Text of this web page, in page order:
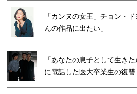
「カンヌの女王」チョン・
んの作品に出たい」
「あなたの息子として生き
に電話した医大卒業生の復讐